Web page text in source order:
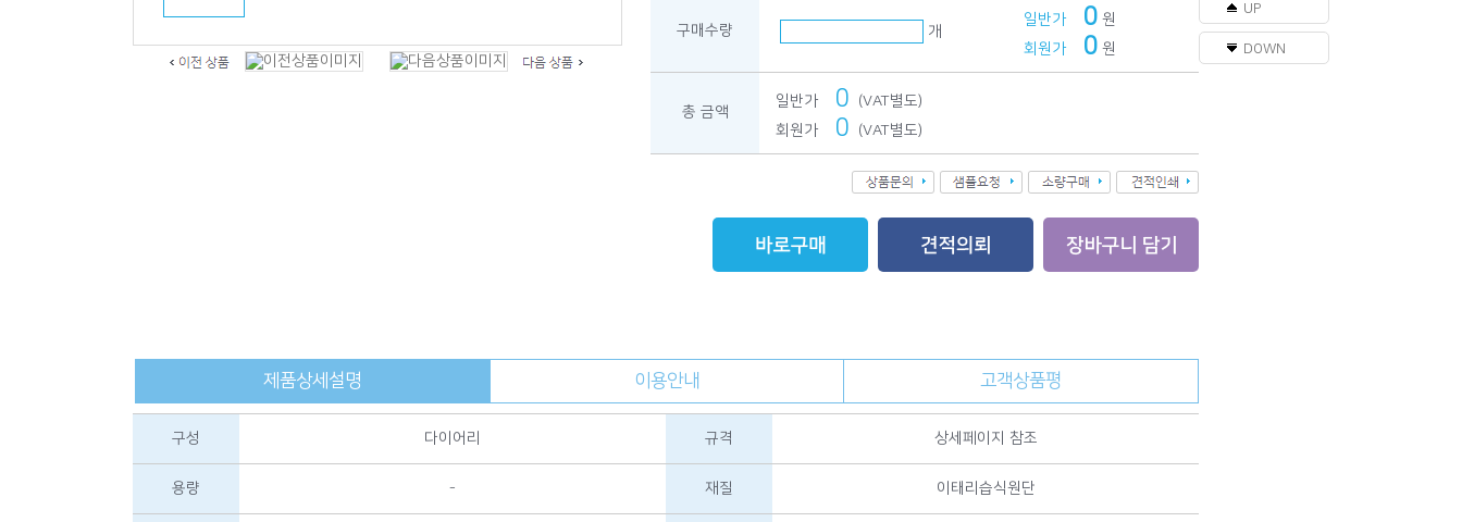
구매수량 개
일반가 0 원
회원가
0 원
총 금액
일반가 0
(VAT별도)
회원가
0 (VAT별도)
제품상세설명 이용안내 고객상품평
구성 다이어리 규격 상세페이지 참조
용량 - 재질 이태리습식원단
UP
DOWN